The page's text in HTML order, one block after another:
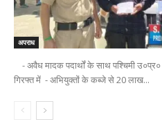
अपराध
- अवैध मादक पदार्थों के साथ पश्चिमी
गिरफ्त में - अभियुक्तों के कब्जे से 20 लाख...